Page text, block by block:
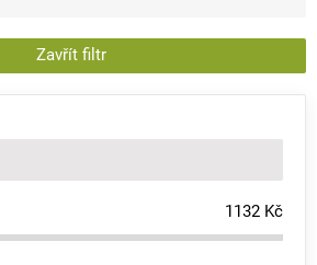
Zavřít filtr
1132 Kč